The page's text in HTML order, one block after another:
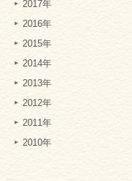
2017年
2016年
2015年
2014年
2013年
2012年
2011年
2010年